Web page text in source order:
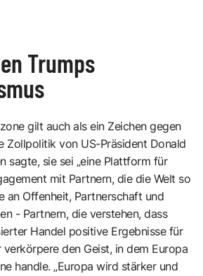
Trumps
gilt auch als ein Zeichen gegen
Zollpolitik von US-Präsident Donald
sagte, sie sei „eine Plattform für
mit Partnern, die die Welt so
an Offenheit, Partnerschaft und
- Partnern, die verstehen, dass
Handel positive Ergebnisse für
verkörpere den Geist, in dem Europa
handle. „Europa wird stärker und